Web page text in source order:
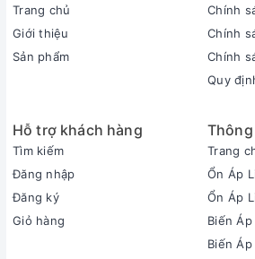
Trang chủ
Giới thiệu
Sản phẩm
Chính
Chính
Chính
Quy
Hỗ trợ khách hàng
Tìm kiếm
Đăng nhập
Đăng ký
Giỏ hàng
Trang
Ổn Áp
Ổn Áp
Biến
Biến